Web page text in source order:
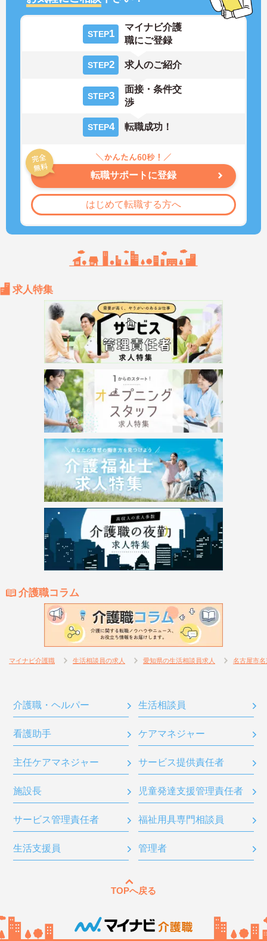
STEP1
マイナビ介護
職にご登録
STEP2 求人のご紹介
STEP3
面接・条件交
渉
STEP4 転職成功！
転職サポートに登録
はじめて転職する方へ
求人特集
介護職コラム
マイナビ介護職 生活相談員の求人 愛知県の生活相談員求人 名古屋市
介護職・ヘルパー 生活相談員
看護助手 ケアマネジャー
主任ケアマネジャー サービス提供責任者
施設長 児童発達支援管理責任者
サービス管理責任者 福祉用具専門相談員
生活支援員 管理者
TOPへ戻る